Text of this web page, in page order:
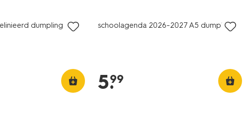
dumpling schoolagenda 2026-2027 A5 dumpling
5.
99